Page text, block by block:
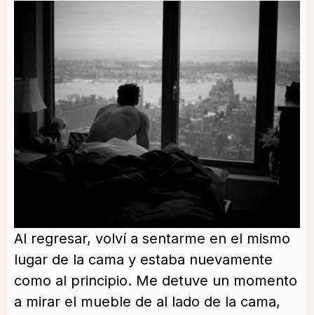
Al regresar, volví a sentarme en el mismo
lugar de la cama y estaba nuevamente
como al principio. Me detuve un momento
a mirar el mueble de al lado de la cama,